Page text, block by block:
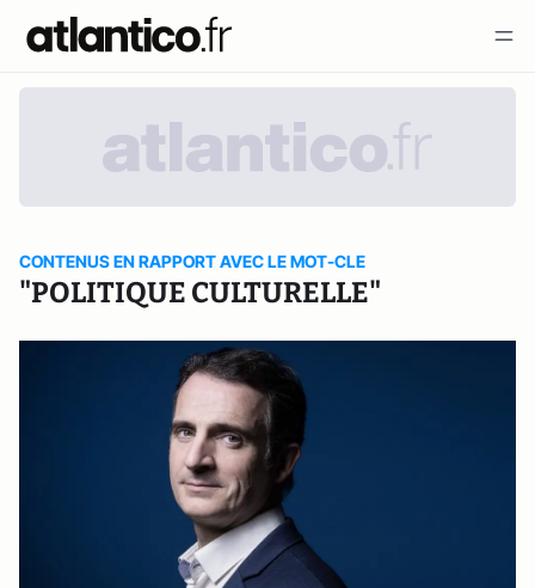
CONTENUS EN RAPPORT AVEC LE MOT-CLE
"POLITIQUE CULTURELLE"